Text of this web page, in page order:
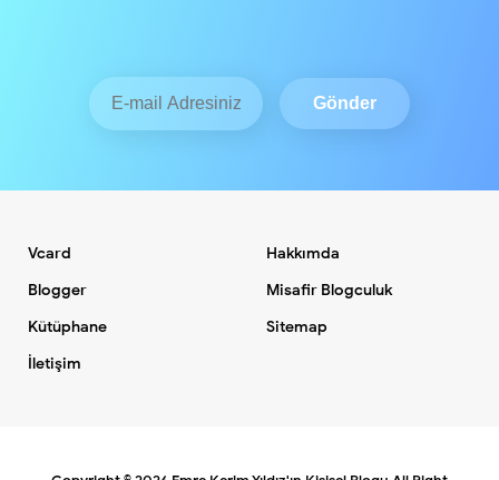
Vcard
Hakkımda
Blogger
Misafir Blogculuk
Kütüphane
Sitemap
İletişim